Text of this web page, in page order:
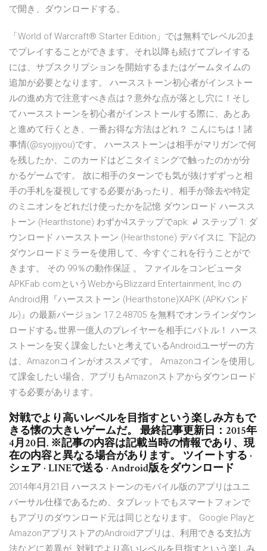
で開き、ダウンロードする。
「World of Warcraft® Starter Edition」では無料でレベル20ま
でプレイすることができます。それ以降も続けてプレイする
には、サブスクリプションを開始するまたはゲームタイムの
追加が必要となります。 ハースストーン初心者がインストー
ルの進め方で注意すべき点は？意外な点が落とし穴に！そし
てハースストーンを初心者がインストールする際に、あとあ
と進めて行くとき、一番お得な方法はどれ？ こんにちは！諸
事情(@syojijyou)です。 ハースストーンは相手がマリガンで何
を残したか、このカードはどこタイミングで触ったのかが分
かるゲームです。 故に相手のターンでも気が抜けずずっと相
手の手札を凝視してする必要があったり、相手が除去や特定
のミニオンをどれだけ使ったかを記憶 ダウンロード ハースス
トーン (Hearthstone) わずか4ステップでapk: ↲ ステップ 1: ダ
ウンロード ハースストーン (Hearthstone) デバイスに. 下記の
ダウンロードミラーを使用して、今すぐこれを行うことがで
きます。 その 99％の動作保証 。 ファイルをコンピュータ
APKFab.comというWebからBlizzard Entertainment, Inc.の
Android用『ハースストーン (Hearthstone)XAPK (APKバンド
ル)』の最新バージョン 17.2.48705 を無料でオンラインダウン
ロードする｡世界一億人のプレイヤーを相手にバトル！ ハース
ストーンを安く課金したいと考えているAndroidユーザーの方
は、Amazonコインがオススメです。 Amazonコインを使用し
て課金したい場合、アプリもAmazonストアからダウンロード
する必要があります。
対戦でより高いレベルを目指すという楽しみ方もで
きる懐の大きいゲームだ。 最終記事更新日：2015年
4月20日. ※記事の内容は記載当時の情報であり、現
在の内容と異なる場合があります。 ツイートする ·
シェア · LINEで送る · Android版をダウンロード
2014年4月21日 ハースストーンのモバイル版のアプリはユニ
バーサル仕様であるため、タブレットでもスマートフォンで
もアプリのダウンロード元は同じとなります。 Google Playと
AmazonアプリストアのAndroidアプリは、利用できる支払方